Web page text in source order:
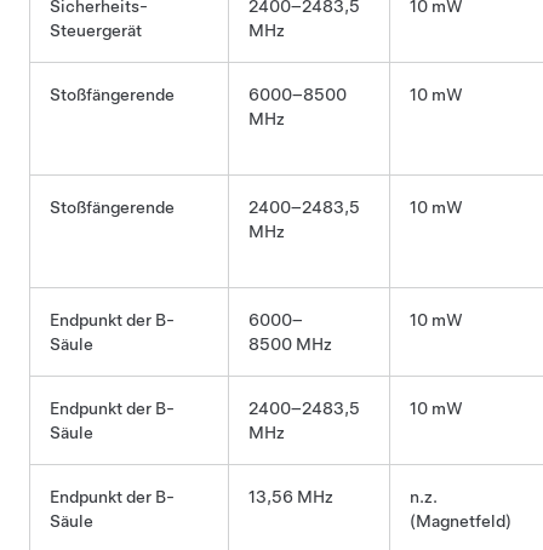
Sicherheits-
Steuergerät
2400–2483,5
MHz
10 mW
Stoßfängerende
6000–8500
MHz
10 mW
Stoßfängerende
2400–2483,5
MHz
10 mW
Endpunkt der B-
Säule
6000–
8500 MHz
10 mW
Endpunkt der B-
Säule
2400–2483,5
MHz
10 mW
Endpunkt der B-
Säule
13,56 MHz
n.z.
(Magnetfeld)